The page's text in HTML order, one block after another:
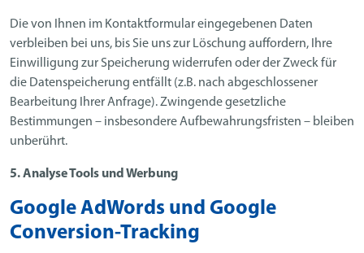
Die von Ihnen im Kontaktformular eingegebenen Daten
verbleiben bei uns, bis Sie uns zur Löschung auffordern, Ihre
Einwilligung zur Speicherung widerrufen oder der Zweck für
die Datenspeicherung entfällt (z.B. nach abgeschlossener
Bearbeitung Ihrer Anfrage). Zwingende gesetzliche
Bestimmungen – insbesondere Aufbewahrungsfristen – bleiben
unberührt.
5. Analyse Tools und Werbung
Google AdWords und Google
Conversion-Tracking